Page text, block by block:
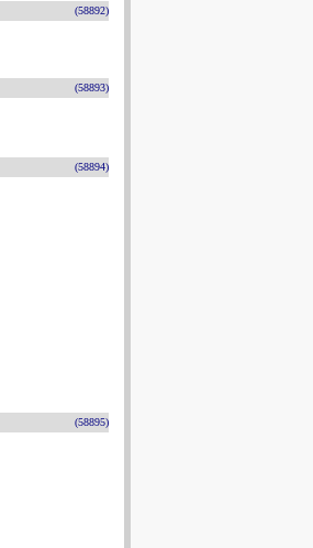
(58892)
(58893)
(58894)
(58895)